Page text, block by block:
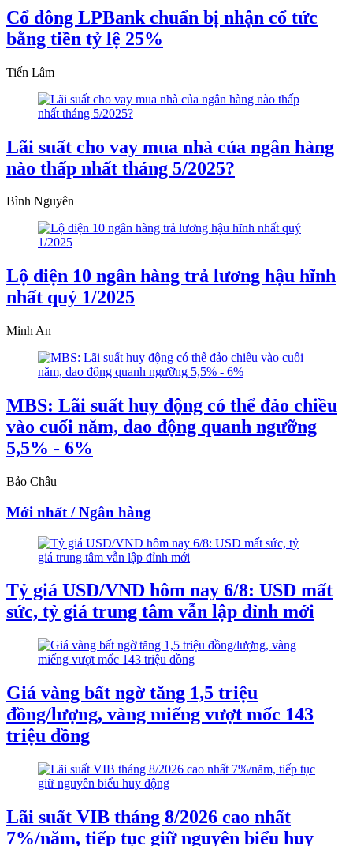
Cổ đông LPBank chuẩn bị nhận cổ tức
bằng tiền tỷ lệ 25%
Tiến Lâm
Lãi suất cho vay mua nhà của ngân hàng
nào thấp nhất tháng 5/2025?
Bình Nguyên
Lộ diện 10 ngân hàng trả lương hậu hĩnh
nhất quý 1/2025
Minh An
MBS: Lãi suất huy động có thể đảo chiều
vào cuối năm, dao động quanh ngưỡng
5,5% - 6%
Bảo Châu
Mới nhất / Ngân hàng
Tỷ giá USD/VND hôm nay 6/8: USD mất
sức, tỷ giá trung tâm vẫn lập đỉnh mới
Giá vàng bất ngờ tăng 1,5 triệu
đồng/lượng, vàng miếng vượt mốc 143
triệu đồng
Lãi suất VIB tháng 8/2026 cao nhất
7%/năm, tiếp tục giữ nguyên biểu huy